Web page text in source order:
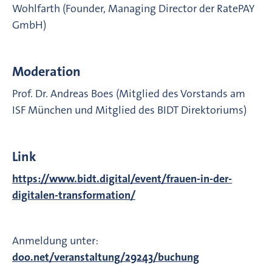
Wohlfarth (Founder, Managing Director der RatePAY
GmbH)
Moderation
Prof. Dr. Andreas Boes (Mitglied des Vorstands am
ISF München und Mitglied des BIDT Direktoriums)
Link
https://www.bidt.digital/event/frauen-in-der-
digitalen-transformation/
Anmeldung unter:
doo.net/veranstaltung/29243/buchung